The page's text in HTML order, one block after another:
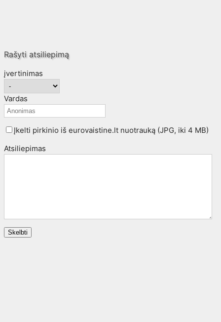
Rašyti atsiliepimą
įvertinimas
Vardas
Įkelti pirkinio iš eurovaistine.lt nuotrauką (JPG, iki 4 MB)
Atsiliepimas